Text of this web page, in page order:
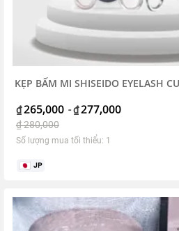
KẸP BẤM MI SHISEIDO EYELASH
₫265,000 -₫277,000
₫280,000
Số lượng mua tối thiểu: 1
JP